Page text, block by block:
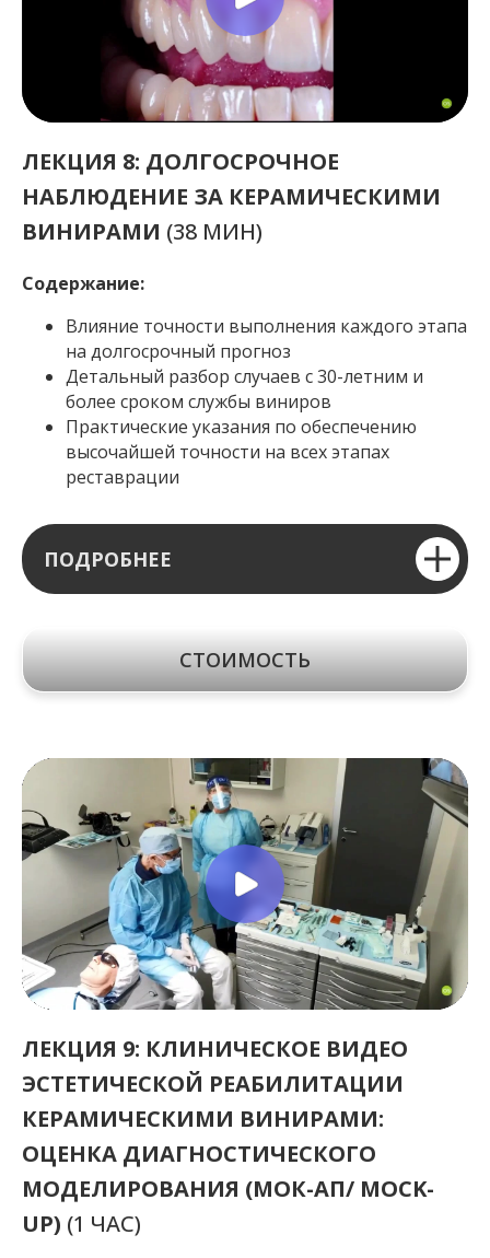
ЛЕКЦИЯ 8: ДОЛГОСРОЧНОЕ
НАБЛЮДЕНИЕ ЗА КЕРАМИЧЕСКИМИ
ВИНИРАМИ (38 МИН)
Содержание:
Влияние точности выполнения каждого этапа
на долгосрочный прогноз
Детальный разбор случаев с 30-летним и
более сроком службы виниров
Практические указания по обеспечению
высочайшей точности на всех этапах
реставрации
ПОДРОБНЕЕ
СТОИМОСТЬ
ЛЕКЦИЯ 9: КЛИНИЧЕСКОЕ ВИДЕО
ЭСТЕТИЧЕСКОЙ РЕАБИЛИТАЦИИ
КЕРАМИЧЕСКИМИ ВИНИРАМИ:
ОЦЕНКА ДИАГНОСТИЧЕСКОГО
МОДЕЛИРОВАНИЯ (МОК-АП/ MOCK-
UP) (1 ЧАС)